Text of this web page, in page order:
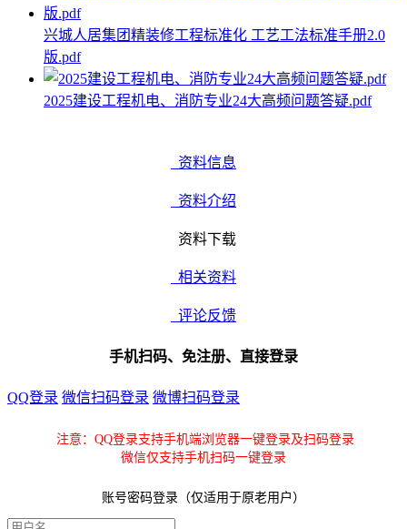
兴城人居集团精装修工程标准化 工艺工法标准手册2.0
版.pdf
2025建设工程机电、消防专业24大高频问题答疑.pdf
资料信息
资料介绍
资料下载
相关资料
评论反馈
手机扫码、免注册、直接登录
QQ登录 微信扫码登录 微博扫码登录
注意：QQ登录支持手机端浏览器一键登录及扫码登录
微信仅支持手机扫码一键登录
账号密码登录（仅适用于原老用户）